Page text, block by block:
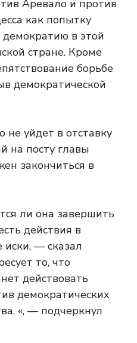
Аревало и против
как попытку
в этой
стране. Кроме
борьбе
демократической
не уйдет в отставку
на посту главы
закончиться в
ли она завершить
действия в
иски, — сказал
то, что
действовать
демократических
«, — подчеркнул